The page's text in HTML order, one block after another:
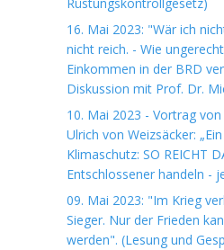
16. Mai 2023: "Wär ich
nicht reich. - Wie
Einkommen in der BRD
Diskussion mit Prof. Dr.
10. Mai 2023 - Vortrag
Ulrich von Weizsäcker:
Klimaschutz: SO REICHT
Entschlossener handeln -
09. Mai 2023: "Im Krieg
Sieger. Nur der Frieden
werden". (Lesung und